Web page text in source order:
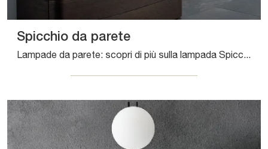
Spicchio da parete
Lampade da parete: scopri di più sulla lampada Spicchio da parete in vetro che ti proponiamo.